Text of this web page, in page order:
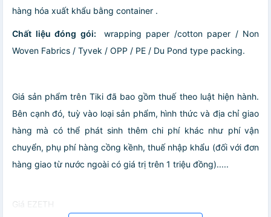
hàng hóa xuất khẩu bằng container .
Chất liệu đóng gói:
wrapping paper /cotton paper / Non
Woven Fabrics / Tyvek / OPP / PE / Du Pond type packing.
Giá sản phẩm trên Tiki đã bao gồm thuế theo luật hiện hành.
Bên cạnh đó, tuỳ vào loại sản phẩm, hình thức và địa chỉ giao
hàng mà có thể phát sinh thêm chi phí khác như phí vận
chuyển, phụ phí hàng cồng kềnh, thuế nhập khẩu (đối với đơn
hàng giao từ nước ngoài có giá trị trên 1 triệu đồng).....
Giá EZETH